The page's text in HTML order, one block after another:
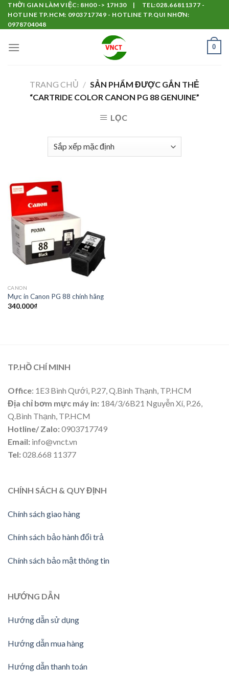
Skip
content
THỜI GIAN LÀM VIỆC: 8H00 -> 17H30 | TEL:028.66811377 -
HOTLINE TP.HCM: 0903717749 - HOTLINE TP.QUI NHƠN:
0978704048
0
TRANG CHỦ / SẢN PHẨM ĐƯỢC GẮN THẺ
“CARTRIDE COLOR CANON PG 88 GENUINE”
LỌC
CANON
Mực in Canon PG 88 chính hãng
340.000₫
TP.HỒ CHÍ MINH
Office: 1E3 Bình Qưới, P.27, Q.Bình Thạnh, TP.HCM
Địa chỉ bơm mực máy in: 184/3/6B21 Nguyễn Xí, P.26,
Q.Bình Thạnh, TP.HCM
Hotline/ Zalo:0903717749
Email: info@vnct.vn
Tel:028.668 11377
CHÍNH SÁCH & QUY ĐỊNH
Chính sách giao hàng
Chính sách bảo hành đổi trả
Chính sách bảo mật thông tin
HƯỚNG DẪN
Hướng dẫn sử dụng
Hướng dẫn mua hàng
Hướng dẫn thanh toán